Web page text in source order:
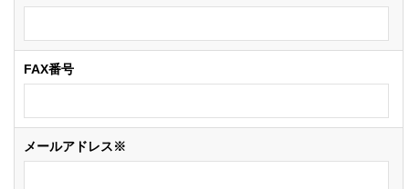
FAX番号
メールアドレス※